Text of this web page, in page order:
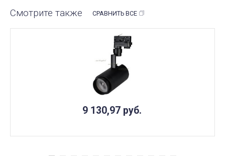
Смотрите также СРАВНИТЬ ВСЕ
9 130,97 руб.